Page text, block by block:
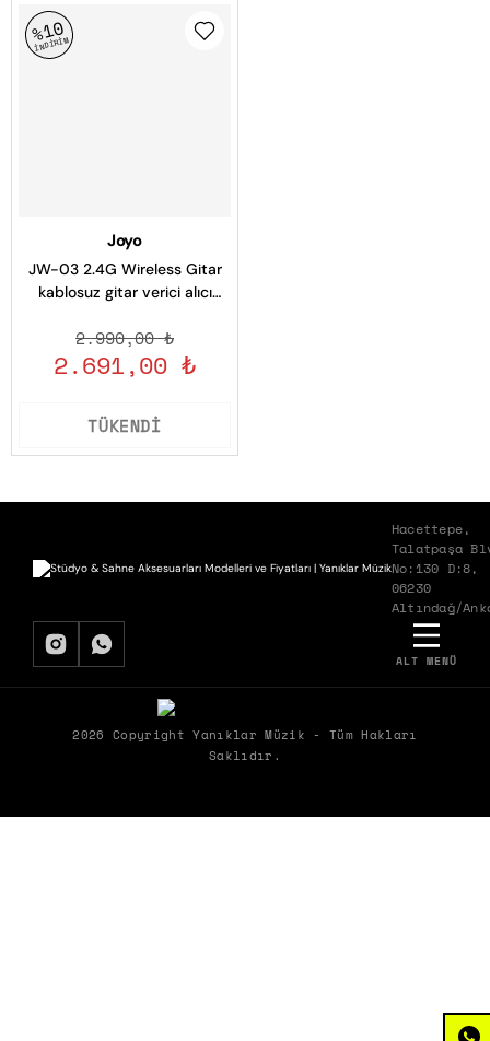
%10
İNDİRİM
Joyo
JW-03 2.4G Wireless Gitar
kablosuz gitar verici alıcı
2.691,00 ₺
2.990,00 ₺
TÜKENDİ
Hacettepe,
Talatpaşa
No:130 D:8,
06230
Altındağ/
ALT MENÜ
BIZDEN HABERDAR OLMAK İSTER MISIN?
Biz Yanıklar Müzik olarak, müziğin gücüyle şirketlerin hem ekipleriyle
hem de müşterileriyle kurduğu etkileşimleri dönüştürerek ortaya
2026 Copyright Yanıklar Müzik - Tüm Hakları
Saklıdır.